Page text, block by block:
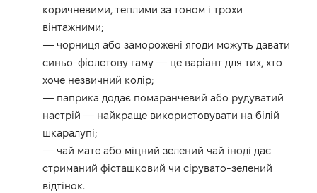
коричневими, теплими за тоном і трохи
вінтажними;
— чорниця або заморожені ягоди можуть давати
синьо-фіолетову гаму — це варіант для тих, хто
хоче незвичний колір;
— паприка додає помаранчевий або рудуватий
настрій — найкраще використовувати на білій
шкаралупі;
— чай мате або міцний зелений чай іноді дає
стриманий фісташковий чи сірувато-зелений
відтінок.